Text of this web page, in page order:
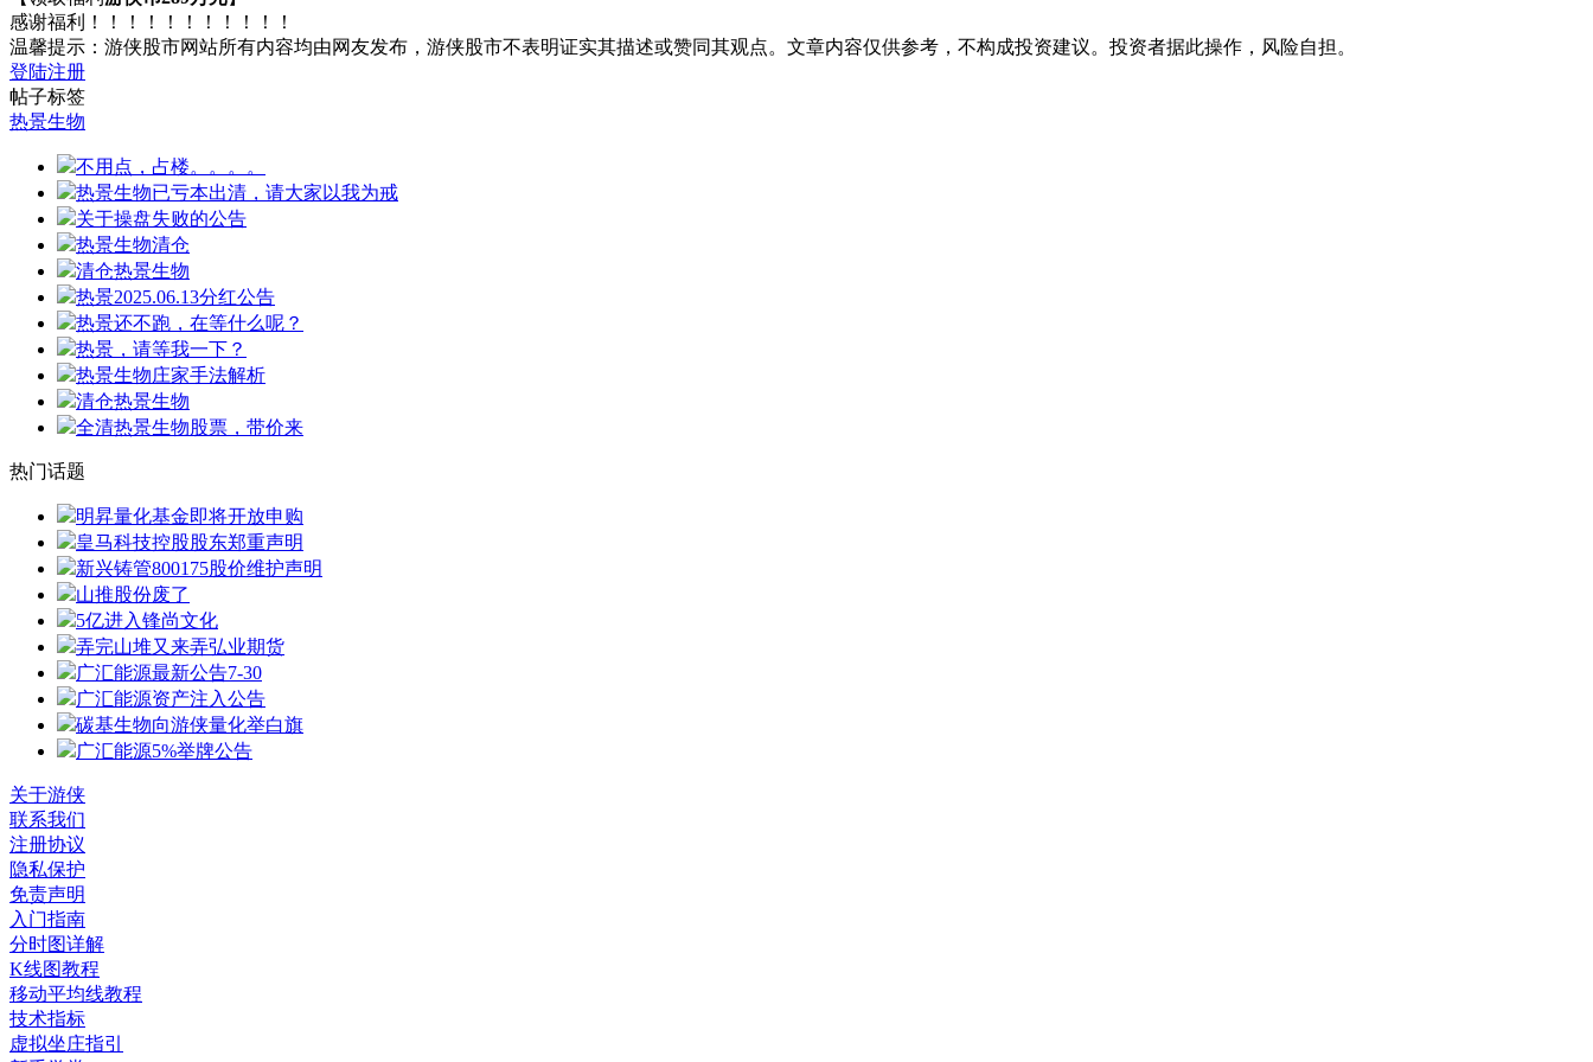
感谢福利！！！！！！！！！！！
温馨提示：游侠股市网站所有内容均由网友发布，游侠股市不表明证实其描述或赞同其观点。文章内容仅供参考，不构成投资建议。投资者据此操作，风险自担。
登陆注册
帖子标签
热景生物
不用点，占楼。。。。
热景生物已亏本出清，请大家以我为戒
关于操盘失败的公告
热景生物清仓
清仓热景生物
热景2025.06.13分红公告
热景还不跑，在等什么呢？
热景，请等我一下？
热景生物庄家手法解析
清仓热景生物
全清热景生物股票，带价来
热门话题
明昇量化基金即将开放申购
皇马科技控股股东郑重声明
新兴铸管800175股价维护声明
山推股份废了
5亿进入锋尚文化
弄完山堆又来弄弘业期货
广汇能源最新公告7-30
广汇能源资产注入公告
碳基生物向游侠量化举白旗
广汇能源5%举牌公告
关于游侠
联系我们
注册协议
隐私保护
免责声明
入门指南
分时图详解
K线图教程
移动平均线教程
技术指标
虚拟坐庄指引